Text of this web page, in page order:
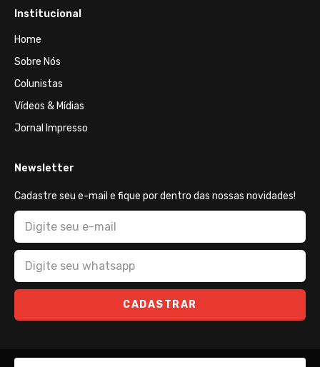
Institucional
Home
Sobre Nós
Colunistas
Vídeos & Mídias
Jornal Impresso
Newsletter
Cadastre seu e-mail e fique por dentro das nossas novidades!
CADASTRAR